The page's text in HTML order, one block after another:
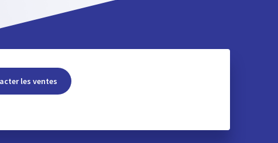
les ventes